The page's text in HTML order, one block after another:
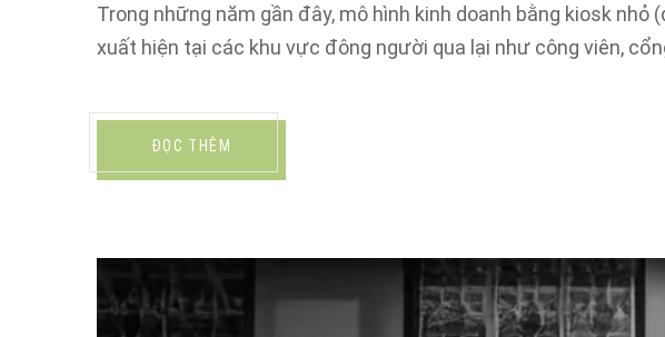
Trong những năm gần đây, mô hình kinh doanh bằng kiosk
xuất hiện tại các khu vực đông người qua lại như công viên,
ĐỌC THÊM